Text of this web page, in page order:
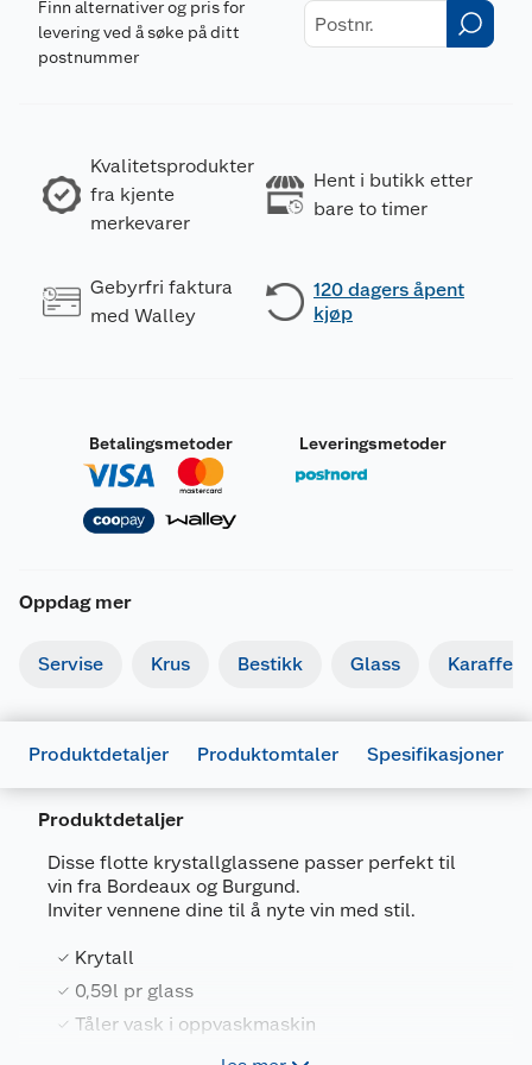
Finn alternativer og pris for
levering ved å søke på ditt
postnummer
Kvalitetsprodukter
fra kjente
merkevarer
Hent i butikk etter
bare to timer
Gebyrfri faktura
med Walley
120 dagers åpent
kjøp
Betalingsmetoder Leveringsmetoder
Oppdag mer
Servise Krus Bestikk Glass Karaffel
Produktdetaljer Produktomtaler Spesifikasjoner
Produktdetaljer
Disse flotte krystallglassene passer perfekt til
vin fra Bordeaux og Burgund.
Inviter vennene dine til å nyte vin med stil.
Krytall
0,59l pr glass
Tåler vask i oppvaskmaskin
Passer perfekt til vin fra Bordeaux og
Artikkelnummer
Leverandørens artikkelnummer
11-7209-8110
Størrelse
Farge